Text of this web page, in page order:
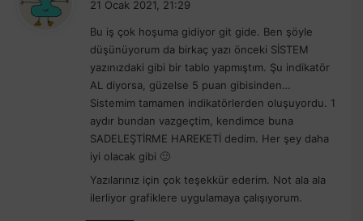
i
k
i
:
21 Ocak 2021, 21:29
Bu iş çok hoşuma gidiyor git gide. Ben şöyle
düşünüyorum da birkaç yazı önceki SİSTEM
yazınızdaki gibi bir tablo yapmıştım. Şu indikatör
AL diyorsa, güzelse 5 puan gibisinden…
Sistemim tamamen indikatörlerden oluşuyordu. 1
aydır bundan vazgeçtim, kendimce buna
SADELEŞTİRME HAREKETİ dedim. Her şey daha
iyi olacak gibi 🙂
Yazılarınız için çok teşekkür ederim. Not ala ala
ilerliyor grafiklere uygulamaya çalışıyorum.